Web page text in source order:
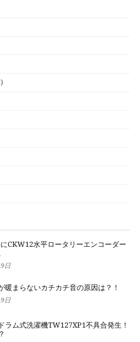
CKW12水平ロータリーエンコーダー
日
暖まらないカチカチ音の原因は？！
日
ラム式洗濯機TW127XP1不具合発生！